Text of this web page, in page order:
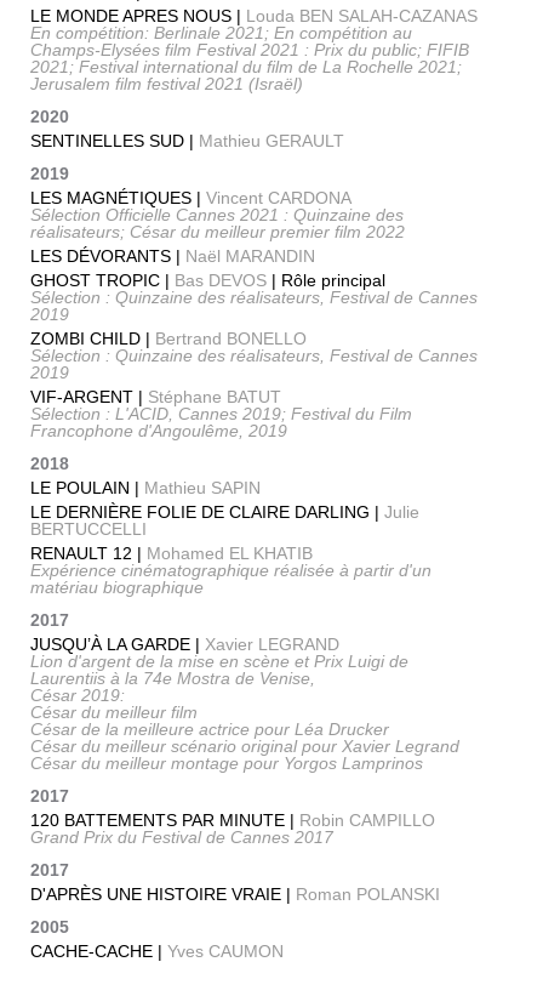
LE MONDE APRES NOUS | Louda BEN SALAH-CAZANAS
En compétition: Berlinale 2021; En compétition au
Champs-Elysées film Festival 2021 : Prix du public; FIFIB
2021; Festival international du film de La Rochelle 2021;
Jerusalem film festival 2021 (Israël)
2020
SENTINELLES SUD | Mathieu GERAULT
2019
LES MAGNÉTIQUES | Vincent CARDONA
Sélection Officielle Cannes 2021 : Quinzaine des
réalisateurs; César du meilleur premier film 2022
LES DÉVORANTS | Naël MARANDIN
GHOST TROPIC | Bas DEVOS | Rôle principal
Sélection : Quinzaine des réalisateurs, Festival de Cannes
2019
ZOMBI CHILD | Bertrand BONELLO
Sélection : Quinzaine des réalisateurs, Festival de Cannes
2019
VIF-ARGENT | Stéphane BATUT
Sélection : L'ACID, Cannes 2019; Festival du Film
Francophone d'Angoulême, 2019
2018
LE POULAIN | Mathieu SAPIN
LE DERNIÈRE FOLIE DE CLAIRE DARLING | Julie
BERTUCCELLI
RENAULT 12 | Mohamed EL KHATIB
Expérience cinématographique réalisée à partir d'un
matériau biographique
2017
JUSQU’À LA GARDE | Xavier LEGRAND
Lion d'argent de la mise en scène et Prix Luigi de
Laurentiis à la 74e Mostra de Venise,
César 2019:
César du meilleur film
César de la meilleure actrice pour Léa Drucker
César du meilleur scénario original pour Xavier Legrand
César du meilleur montage pour Yorgos Lamprinos
2017
120 BATTEMENTS PAR MINUTE | Robin CAMPILLO
Grand Prix du Festival de Cannes 2017
2017
D'APRÈS UNE HISTOIRE VRAIE | Roman POLANSKI
2005
CACHE-CACHE | Yves CAUMON